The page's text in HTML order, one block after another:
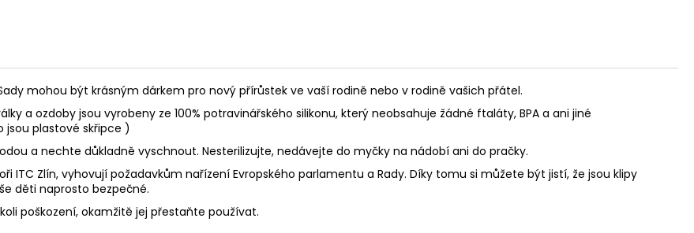
mohou být krásným dárkem pro nový přírůstek ve vaší rodině nebo v rodině vašich přátel.
a ozdoby jsou vyrobeny ze 100% potravinářského silikonu, který neobsahuje žádné ftaláty, BPA a ani jiné
jsou plastové skřipce )
a nechte důkladně vyschnout. Nesterilizujte, nedávejte do myčky na nádobí ani do pračky.
ITC Zlín, vyhovují požadavkům nařízení Evropského parlamentu a Rady. Díky tomu si můžete být jistí, že jsou klipy
děti naprosto bezpečné.
poškození, okamžitě jej přestaňte používat.